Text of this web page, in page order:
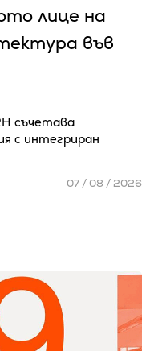
лице на
във
съчетава
с интегриран
07 / 08 / 2026